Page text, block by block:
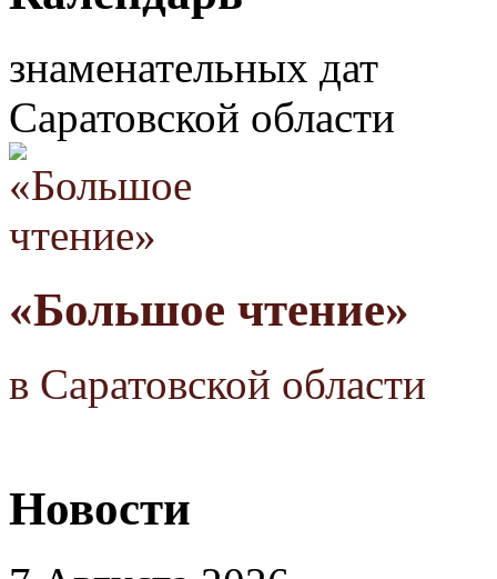
знаменательных дат
Саратовской области
«Большое чтение»
в Саратовской области
Новости